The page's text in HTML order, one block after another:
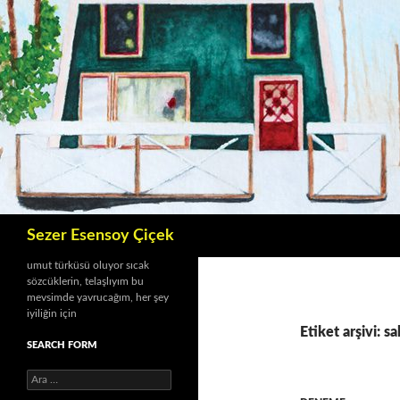
İçeriğe
atla
Sezer Esensoy Çiçek
Etiket arşivi:
umut türküsü oluyor sıcak
sözcüklerin, telaşlıyım bu
mevsimde yavrucağım, her şey
iyiliğin için
SEARCH FORM
A
r